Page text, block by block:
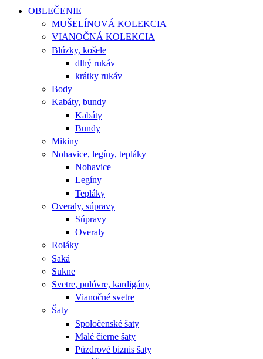
OBLEČENIE
MUŠELÍNOVÁ KOLEKCIA
VIANOČNÁ KOLEKCIA
Blúzky, košele
dlhý rukáv
krátky rukáv
Body
Kabáty, bundy
Kabáty
Bundy
Mikiny
Nohavice, legíny, tepláky
Nohavice
Legíny
Tepláky
Overaly, súpravy
Súpravy
Overaly
Roláky
Saká
Sukne
Svetre, pulóvre, kardigány
Vianočné svetre
Šaty
Spoločenské šaty
Malé čierne šaty
Púzdrové biznis šaty